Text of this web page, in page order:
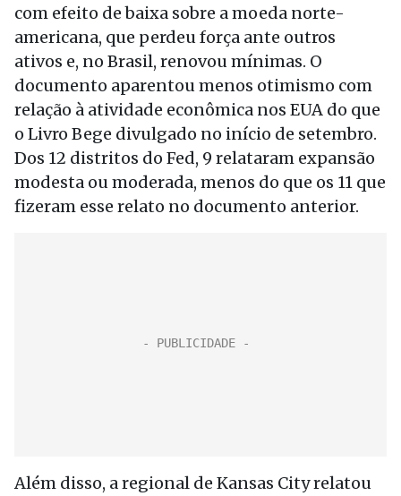
com efeito de baixa sobre a moeda norte-
americana, que perdeu força ante outros
ativos e, no Brasil, renovou mínimas. O
documento aparentou menos otimismo com
relação à atividade econômica nos EUA do que
o Livro Bege divulgado no início de setembro.
Dos 12 distritos do Fed, 9 relataram expansão
modesta ou moderada, menos do que os 11 que
fizeram esse relato no documento anterior.
Além disso, a regional de Kansas City relatou